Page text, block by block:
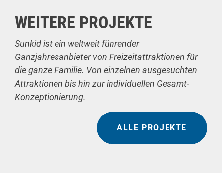
WEITERE PROJEKTE
Sunkid ist ein weltweit führender
Ganzjahresanbieter von Freizeitattraktionen für
die ganze Familie. Von einzelnen ausgesuchten
Attraktionen bis hin zur individuellen Gesamt-
Konzeptionierung.
ALLE PROJEKTE